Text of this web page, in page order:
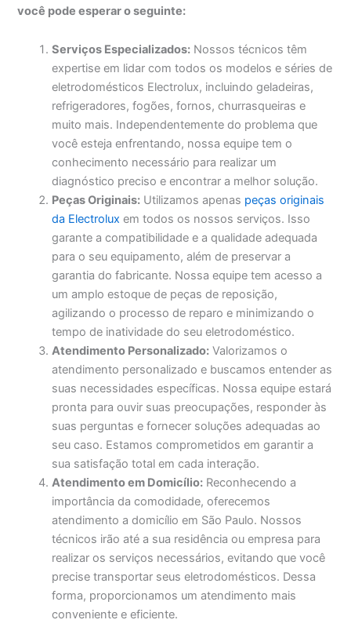
você pode esperar o seguinte:
Serviços Especializados: Nossos técnicos têm
expertise em lidar com todos os modelos e séries de
eletrodomésticos Electrolux, incluindo geladeiras,
refrigeradores, fogões, fornos, churrasqueiras e
muito mais. Independentemente do problema que
você esteja enfrentando, nossa equipe tem o
conhecimento necessário para realizar um
diagnóstico preciso e encontrar a melhor solução.
Peças Originais: Utilizamos apenas peças originais
da Electrolux em todos os nossos serviços. Isso
garante a compatibilidade e a qualidade adequada
para o seu equipamento, além de preservar a
garantia do fabricante. Nossa equipe tem acesso a
um amplo estoque de peças de reposição,
agilizando o processo de reparo e minimizando o
tempo de inatividade do seu eletrodoméstico.
Atendimento Personalizado: Valorizamos o
atendimento personalizado e buscamos entender as
suas necessidades específicas. Nossa equipe estará
pronta para ouvir suas preocupações, responder às
suas perguntas e fornecer soluções adequadas ao
seu caso. Estamos comprometidos em garantir a
sua satisfação total em cada interação.
Atendimento em Domicílio: Reconhecendo a
importância da comodidade, oferecemos
atendimento a domicílio em São Paulo. Nossos
técnicos irão até a sua residência ou empresa para
realizar os serviços necessários, evitando que você
precise transportar seus eletrodomésticos. Dessa
forma, proporcionamos um atendimento mais
conveniente e eficiente.